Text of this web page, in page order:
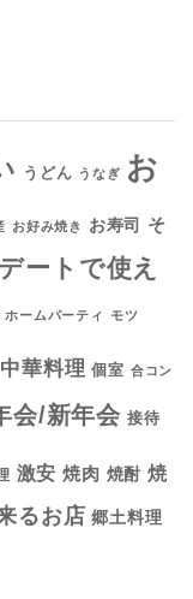
うどん うなぎ お
お好み焼き お寿司 そ
デートで使え
ホームパーティ モツ
中華料理 個室 合コン
会/新年会 接待
激安 焼肉 焼酎 焼
るお店 郷土料理